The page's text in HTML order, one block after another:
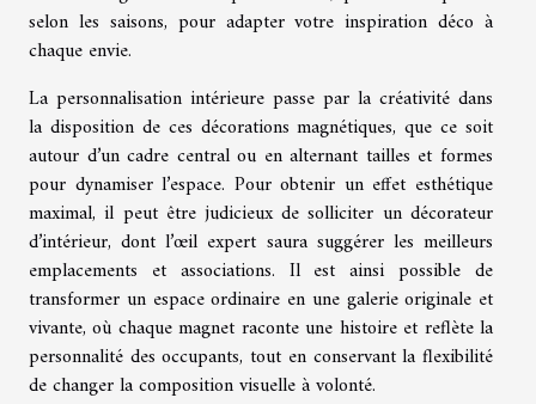
selon les saisons, pour adapter votre inspiration déco à
chaque envie.
La personnalisation intérieure passe par la créativité dans
la disposition de ces décorations magnétiques, que ce soit
autour d’un cadre central ou en alternant tailles et formes
pour dynamiser l’espace. Pour obtenir un effet esthétique
maximal, il peut être judicieux de solliciter un décorateur
d’intérieur, dont l’œil expert saura suggérer les meilleurs
emplacements et associations. Il est ainsi possible de
transformer un espace ordinaire en une galerie originale et
vivante, où chaque magnet raconte une histoire et reflète la
personnalité des occupants, tout en conservant la flexibilité
de changer la composition visuelle à volonté.